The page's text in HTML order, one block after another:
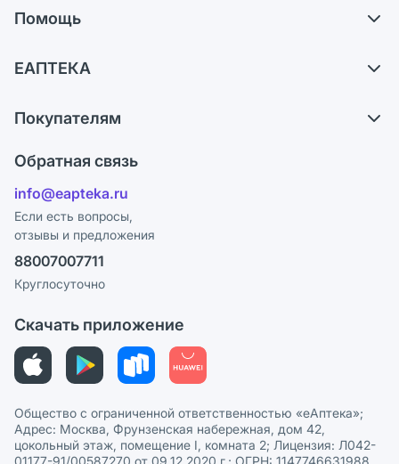
Помощь
Самовывоз из аптек
Ответы на вопросы
Блог
ЕАПТЕКА
Карьера
Поставщики
Лицензия
Реклама на сайте
Ваши товары на ЕАПТЕКЕ
Покупателям
Программа СберСпасибо
Политика конфиденциальности
Пользовательское соглашение
Политика рекомендаций
Этика и соответствие
Политика в отношении обработки персональных данных
Обратная связь
info@eapteka.ru
Если есть вопросы,
отзывы и предложения
88007007711
Круглосуточно
Скачать приложение
Общество с ограниченной ответственностью «еАптека»;
Адрес: Москва, Фрунзенская набережная, дом 42,
цокольный этаж, помещение I, комната 2; Лицензия: Л042-
01177-91/00587270 от 09.12.2020 г.; ОГРН: 1147746631988,